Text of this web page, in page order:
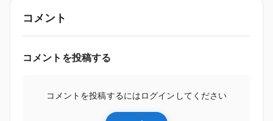
コメント
コメントを投稿する
コメントを投稿するにはログインしてください